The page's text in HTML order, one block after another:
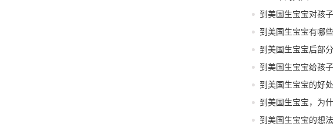
到美国生宝宝有哪